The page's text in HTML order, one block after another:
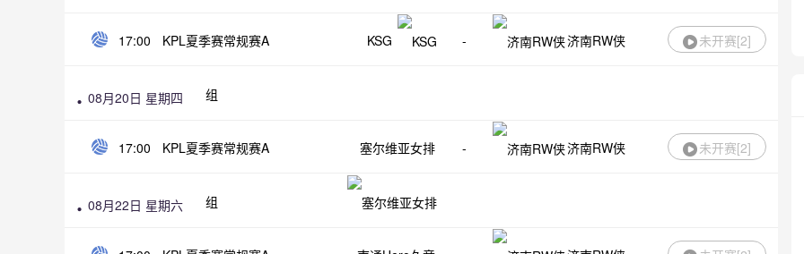
17:00 KPL夏季赛常规赛A
组
KSG - 济南RW侠 未开赛[2]
08月20日 星期四
17:00 KPL夏季赛常规赛A
组
塞尔维亚女排 - 济南RW侠 未开赛[2]
08月22日 星期六